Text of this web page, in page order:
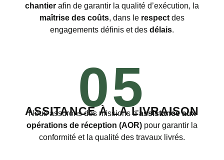
chantier afin de garantir la qualité d’exécution, la
maîtrise des coûts, dans le respectdes
engagements définis et des délais.
05
ASSITANCE À LA LIVRAISON
Nous assurons des missions d’assistance aux
opérations de réception (AOR) pour garantir la
conformité et la qualité des travaux livrés.